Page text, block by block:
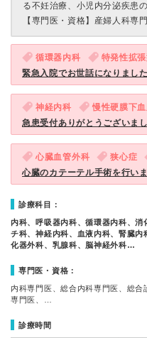
る不妊治療、小児内分泌疾患
【専門医・資格】 産婦人科専
循環器内科 特発性拡
緊急入院でお世話になりました
神経内科 慢性硬膜下
急患受付ありがとうございまし
心臓血管外科 狭心症
心臓のカテーテル手術を行い
診療科目：
内科、呼吸器内科、循環器内科、
チ科、神経内科、血液内科、腎臓
化器外科、乳腺科、脳神経外科…
専門医・資格：
内科専門医、総合内科専門医、総
専門医、…
診療時間